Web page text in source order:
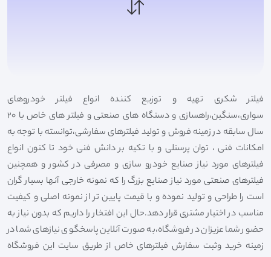
فیلتر شکری تهیه و توزیع کننده انواع فیلتر خودروهای
سواری،سنگین،راهسازی و دستگاه های صنعتی و فیلتر های خاص با 20
سال سابقه در زمینه فروش و تولید فیلترهای سفارشی،توانسته با توجه به
امکانات فنی ، توان پرسنلی و با تکیه بر دانش فنی خود تا کنون انواع
فیلترهای مورد نیاز صنایع خودرو سازی و مصرفی در کشور و همچنین
فیلترهای صنعتی مورد نیاز صنایع بزرگ را که نمونه خارجی آنها بسیار گران
است را طراحی و تولید نموده و با قیمت پایین تر از نمونه اصلی و کیفیت
مناسب در اختیار مشتری قرار دهد.حال این افتخار را داریم که بدون نیاز به
حضور شما عزیزان در فروشگاه،به صورت آنلاین پاسخگوی نیازهای شما در
زمینه خرید وثبت سفارش فیلترهای خاص از طریق سایت این فروشگاه